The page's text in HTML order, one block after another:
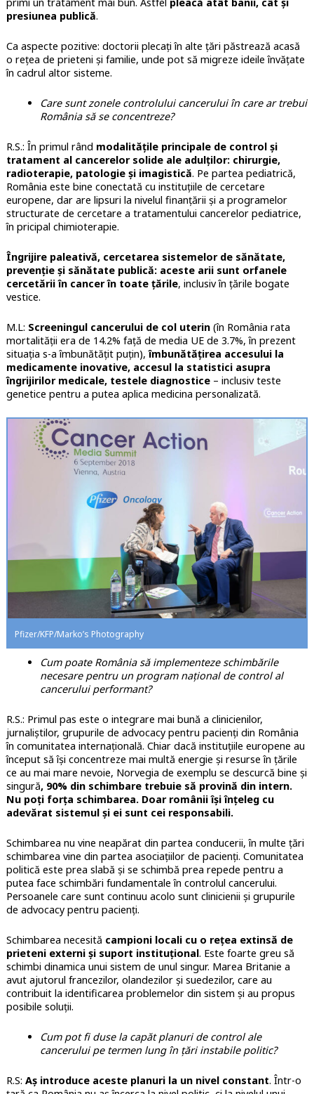
presiunea publică.
Ca aspecte pozitive: doctorii plecați în alte țări păstrează acasă
o rețea de prieteni și familie, unde pot să migreze ideile învățate
în cadrul altor sisteme.
Care sunt zonele controlului cancerului în care ar trebui
România să se concentreze?
R.S.: În primul rând modalitățile principale de control și
tratament al cancerelor solide ale adulților: chirurgie,
radioterapie, patologie și imagistică. Pe partea pediatrică,
România este bine conectată cu instituțiile de cercetare
europene, dar are lipsuri la nivelul finanțării și a programelor
structurate de cercetare a tratamentului cancerelor pediatrice,
în pricipal chimioterapie.
Îngrijire paleativă, cercetarea sistemelor de sănătate,
prevenție și sănătate publică: aceste arii sunt orfanele
cercetării în cancer în toate țările, inclusiv în țările bogate
vestice.
M.L: Screeningul cancerului de col uterin(în România rata
mortalității era de 14.2% față de media UE de 3.7%, în prezent
situația s-a îmbunătățit puțin),îmbunătățirea accesului la
medicamente inovative, accesul la statistici asupra
îngrijirilor medicale, testele diagnostice – inclusiv teste
genetice pentru a putea aplica medicina personalizată.
Pfizer/KFP/Marko’s Photography
Cum poate România să implementeze schimbările
necesare pentru un program național de control al
cancerului performant?
R.S.: Primul pas este o integrare mai bună a clinicienilor,
jurnaliștilor, grupurile de advocacy pentru pacienți din România
în comunitatea internațională. Chiar dacă instituțiile europene au
început să își concentreze mai multă energie și resurse în țările
ce au mai mare nevoie, Norvegia de exemplu se descurcă bine și
singură, 90% din schimbare trebuie să provină din intern.
Nu poți forța schimbarea. Doar românii își înțeleg cu
adevărat sistemul și ei sunt cei responsabili.
Schimbarea nu vine neapărat din partea conducerii, în multe țări
schimbarea vine din partea asociațiilor de pacienți. Comunitatea
politică este prea slabă și se schimbă prea repede pentru a
putea face schimbări fundamentale în controlul cancerului.
Persoanele care sunt continuu acolo sunt clinicienii și grupurile
de advocacy pentru pacienți.
Schimbarea necesită campioni locali cu o rețea extinsă de
prieteni externi și suport instituțional. Este foarte greu să
schimbi dinamica unui sistem de unul singur. Marea Britanie a
avut ajutorul francezilor, olandezilor și suedezilor, care au
contribuit la identificarea problemelor din sistem și au propus
posibile soluții.
Cum pot fi duse la capăt planuri de control ale
cancerului pe termen lung în țări instabile politic?
R.S: Aș introduce aceste planuri la un nivel constant. Într-o